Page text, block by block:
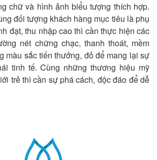
chữ và hình ảnh biểu tượng thích hợp.
đối tượng khách hàng mục tiêu là phụ
đạt, thu nhập cao thì cần thực hiện các
nét chững chạc, thanh thoát, mềm
màu sắc tiến thưởng, đỏ để mang lại sự
tinh tế. Cùng những thương hiệu mỹ
trẻ thì cần sự phá cách, độc đáo để dễ